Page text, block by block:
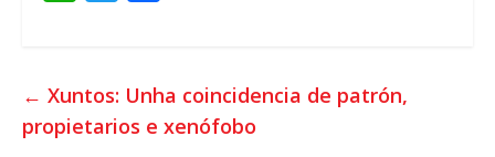
s
t
b
← Xuntos: Unha coincidencia de patrón,
propietarios e xenófobo